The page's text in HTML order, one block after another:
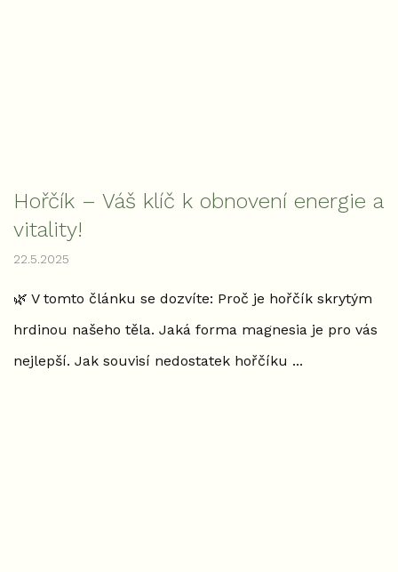
Hořčík – Váš klíč k obnovení energie a
vitality!
22.5.2025
🌿 V tomto článku se dozvíte: Proč je hořčík skrytým
hrdinou našeho těla. Jaká forma magnesia je pro vás
nejlepší. Jak souvisí nedostatek hořčíku ...